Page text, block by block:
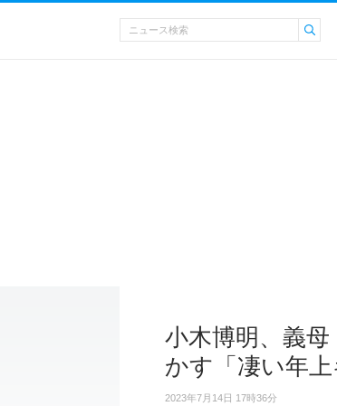
小木博明、義
かす「凄い年上
2023年7月14日 17時36分